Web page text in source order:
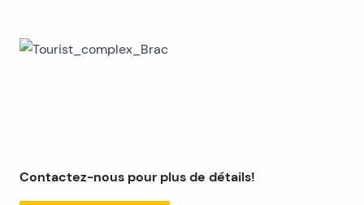
Contactez-nous pour plus de détails!